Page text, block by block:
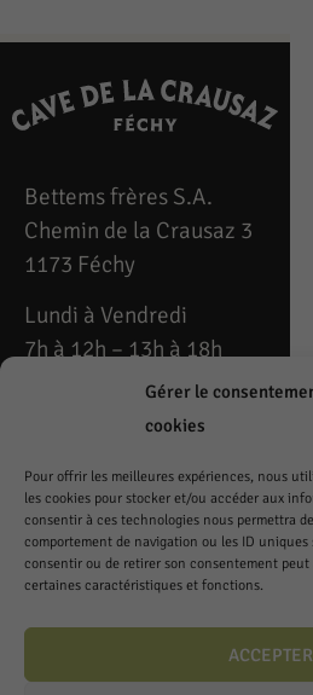
Gérer le
cookies
Pour offrir les meilleures expériences, nous
les cookies pour stocker et/ou accéder aux
consentir à ces technologies nous permettra
comportement de navigation ou les ID
consentir ou de retirer son consentement
certaines caractéristiques et fonctions.
ACCEPTER
Bettems frères S.A.
Chemin de la Crausaz 3
1173 Féchy
Lundi à Vendredi
7h à 12h – 13h à 18h
Téléphone: 021 808 53
Fax: 021 808 79 49
fechy@cavedelacrausaz.ch
Samedi
8h à 12h – 14h à 17h